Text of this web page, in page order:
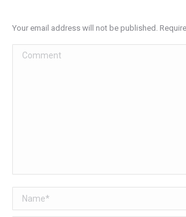
Your email address will not be published.
Comment
Name *